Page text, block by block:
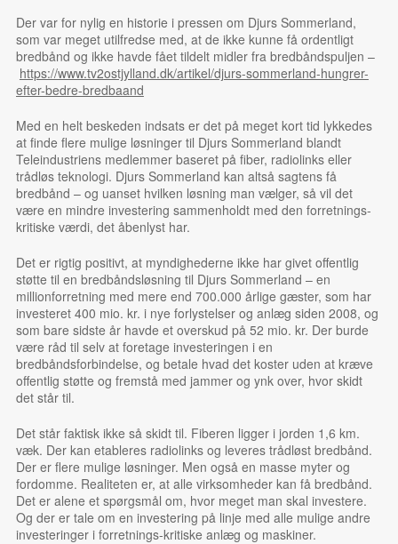
Der var for nylig en historie i pressen om Djurs Sommerland,
som var meget utilfredse med, at de ikke kunne få ordentligt
bredbånd og ikke havde fået tildelt midler fra bredbåndspuljen –
https://www.tv2ostjylland.dk/artikel/djurs-sommerland-hungrer-
efter-bedre-bredbaand
Med en helt beskeden indsats er det på meget kort tid lykkedes
at finde flere mulige løsninger til Djurs Sommerland blandt
Teleindustriens medlemmer baseret på fiber, radiolinks eller
trådløs teknologi. Djurs Sommerland kan altså sagtens få
bredbånd – og uanset hvilken løsning man vælger, så vil det
være en mindre investering sammenholdt med den forretnings-
kritiske værdi, det åbenlyst har.
Det er rigtig positivt, at myndighederne ikke har givet offentlig
støtte til en bredbåndsløsning til Djurs Sommerland – en
millionforretning med mere end 700.000 årlige gæster, som har
investeret 400 mio. kr. i nye forlystelser og anlæg siden 2008, og
som bare sidste år havde et overskud på 52 mio. kr. Der burde
være råd til selv at foretage investeringen i en
bredbåndsforbindelse, og betale hvad det koster uden at kræve
offentlig støtte og fremstå med jammer og ynk over, hvor skidt
det står til.
Det står faktisk ikke så skidt til. Fiberen ligger i jorden 1,6 km.
væk. Der kan etableres radiolinks og leveres trådløst bredbånd.
Der er flere mulige løsninger. Men også en masse myter og
fordomme. Realiteten er, at alle virksomheder kan få bredbånd.
Det er alene et spørgsmål om, hvor meget man skal investere.
Og der er tale om en investering på linje med alle mulige andre
investeringer i forretnings-kritiske anlæg og maskiner.